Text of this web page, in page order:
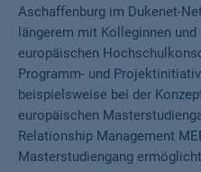
Aschaffenburg im Dukenet-
längerem mit Kolleginnen
europäischen
Programm- und
beispielsweise bei der
europäischen
Relationship Management
Masterstudiengang